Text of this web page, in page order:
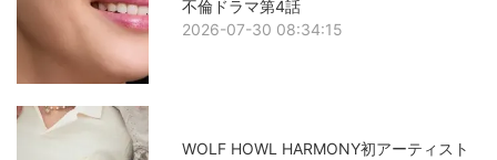
不倫ドラマ第4話
2026-07-30 08:34:15
WOLF HOWL HARMONY初アーティスト